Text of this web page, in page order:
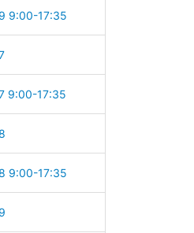
9:00-17:35
9:00-17:35
9:00-17:35